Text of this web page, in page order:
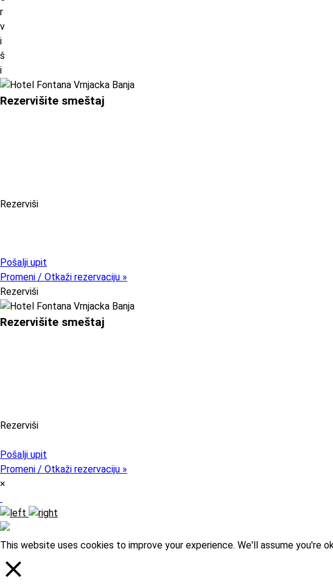
r
v
i
š
i
Rezervišite smeštaj
Rezerviši
Pošalji upit
Promeni / Otkaži rezervaciju »
Rezerviši
Rezervišite smeštaj
Rezerviši
Pošalji upit
Promeni / Otkaži rezervaciju »
×
This website uses cookies to improve your experience. We'll assume you're